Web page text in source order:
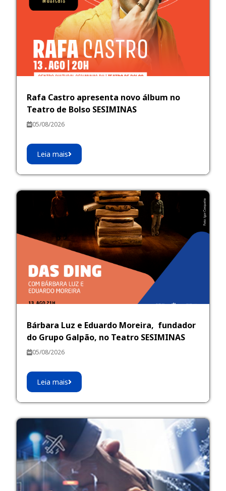
Rafa Castro apresenta novo álbum no
Teatro de Bolso SESIMINAS
05/08/2026
Leia mais
Bárbara Luz e Eduardo Moreira, fundador
do Grupo Galpão, no Teatro SESIMINAS
05/08/2026
Leia mais